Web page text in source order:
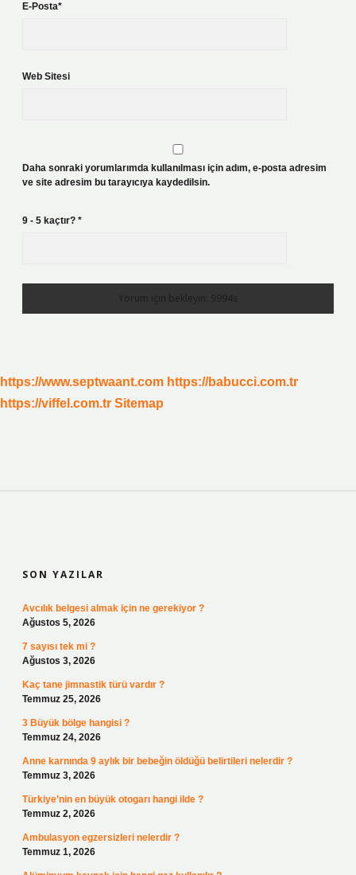
E-Posta*
Web Sitesi
Daha sonraki yorumlarımda kullanılması için adım, e-posta adresim
ve site adresim bu tarayıcıya kaydedilsin.
9 - 5 kaçtır? *
https://www.septwaant.com https://babucci.com.tr
https://viffel.com.tr Sitemap
SON YAZILAR
Avcılık belgesi almak için ne gerekiyor ?
Ağustos 5, 2026
7 sayısı tek mi ?
Ağustos 3, 2026
Kaç tane jimnastik türü vardır ?
Temmuz 25, 2026
3 Büyük bölge hangisi ?
Temmuz 24, 2026
Anne karnında 9 aylık bir bebeğin öldüğü belirtileri nelerdir ?
Temmuz 3, 2026
Türkiye’nin en büyük otogarı hangi ilde ?
Temmuz 2, 2026
Ambulasyon egzersizleri nelerdir ?
Temmuz 1, 2026